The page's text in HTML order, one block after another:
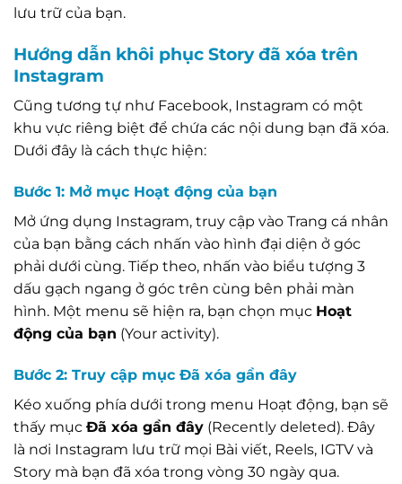
lưu trữ của bạn.
Hướng dẫn khôi phục Story đã xóa trên
Instagram
Cũng tương tự như Facebook, Instagram có một
khu vực riêng biệt để chứa các nội dung bạn đã xóa.
Dưới đây là cách thực hiện:
Bước 1: Mở mục Hoạt động của bạn
Mở ứng dụng Instagram, truy cập vào Trang cá nhân
của bạn bằng cách nhấn vào hình đại diện ở góc
phải dưới cùng. Tiếp theo, nhấn vào biểu tượng 3
dấu gạch ngang ở góc trên cùng bên phải màn
hình. Một menu sẽ hiện ra, bạn chọn mục Hoạt
động của bạn (Your activity).
Bước 2: Truy cập mục Đã xóa gần đây
Kéo xuống phía dưới trong menu Hoạt động, bạn sẽ
thấy mục Đã xóa gần đây (Recently deleted). Đây
là nơi Instagram lưu trữ mọi Bài viết, Reels, IGTV và
Story mà bạn đã xóa trong vòng 30 ngày qua.